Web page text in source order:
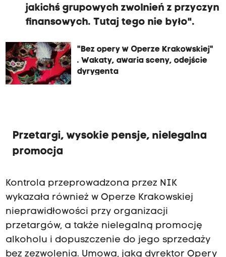
jakichś grupowych zwolnień z przyczyn
finansowych. Tutaj tego nie było".
"Bez opery w Operze Krakowskiej"
. Wakaty, awaria sceny, odejście
dyrygenta
Przetargi, wysokie pensje, nielegalna
promocja
Kontrola przeprowadzona przez NIK
wykazała również w Operze Krakowskiej
nieprawidłowości przy organizacji
przetargów, a także nielegalną promocję
alkoholu i dopuszczenie do jego sprzedaży
bez zezwolenia. Umowa, jaką dyrektor Opery